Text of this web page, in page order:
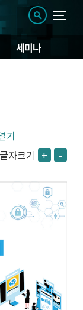
세미나
기
글자크기 + -